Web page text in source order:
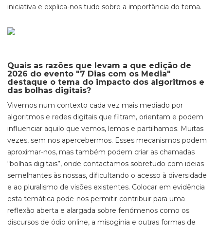
iniciativa e explica-nos tudo sobre a importância do tema.
Quais as razões que levam a que edição de
2026 do evento "7 Dias com os Media"
destaque o tema do impacto dos algoritmos e
das bolhas digitais?
Vivemos num contexto cada vez mais mediado por
algoritmos e redes digitais que filtram, orientam e podem
influenciar aquilo que vemos, lemos e partilhamos. Muitas
vezes, sem nos apercebermos. Esses mecanismos podem
aproximar-nos, mas também podem criar as chamadas
“bolhas digitais”, onde contactamos sobretudo com ideias
semelhantes às nossas, dificultando o acesso à diversidade
e ao pluralismo de visões existentes. Colocar em evidência
esta temática pode-nos permitir contribuir para uma
reflexão aberta e alargada sobre fenómenos como os
discursos de ódio online, a misoginia e outras formas de